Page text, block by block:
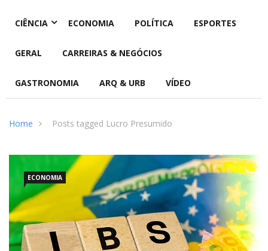
CIÊNCIA ECONOMIA POLÍTICA ESPORTES
GERAL CARREIRAS & NEGÓCIOS
GASTRONOMIA ARQ & URB VÍDEO
Home Posts tagged Lucro Presumido
ECONOMIA